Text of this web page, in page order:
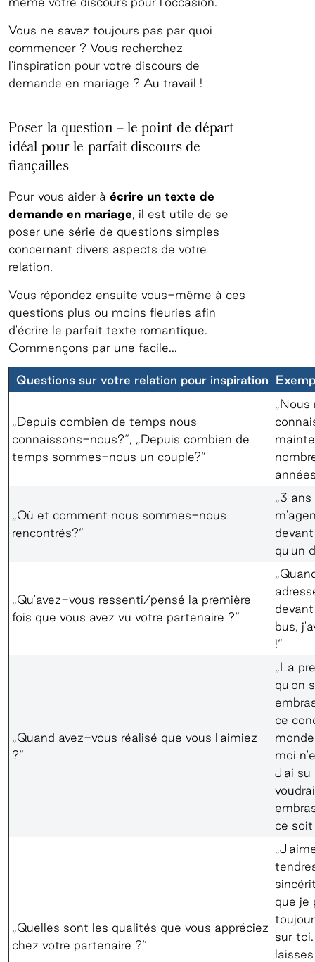
Vous ne savez toujours pas par quoi
commencer ? Vous recherchez
l'inspiration pour votre discours de
demande en mariage ? Au travail !
Poser la question – le point de départ
idéal pour le parfait discours de
fiançailles
Pour vous aider à écrire un texte de
demande en mariage, il est utile de se
poser une série de questions simples
concernant divers aspects de votre
relation.
Vous répondez ensuite vous-même à ces
questions plus ou moins fleuries afin
d'écrire le parfait texte romantique.
Commençons par une facile...
Questions sur votre relation pour inspiration
„Depuis combien de temps nous
connaissons-nous?“, „Depuis combien de
temps sommes-nous un couple?“
„Nous
„Où et comment nous sommes-nous
rencontrés?“
„3 ans
qu'un
„Qu'avez-vous ressenti/pensé la première
fois que vous avez vu votre partenaire ?“
bus,
!“
„Quand avez-vous réalisé que vous l'aimiez
?“
„La
qu'on
ce
moi
J'ai su
ce soit
„Quelles sont les qualités que vous appréciez
chez votre partenaire ?“
que je
sur